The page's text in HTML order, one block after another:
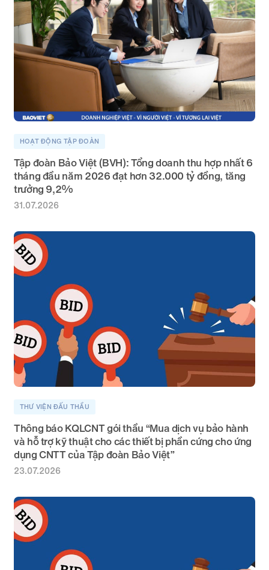
HOẠT ĐỘNG TẬP ĐOÀN
Tập đoàn Bảo Việt (BVH): Tổng doanh thu hợp nhất 6
tháng đầu năm 2026 đạt hơn 32.000 tỷ đồng, tăng
trưởng 9,2%
31.07.2026
THƯ VIỆN ĐẤU THẦU
Thông báo KQLCNT gói thầu “Mua dịch vụ bảo hành
và hỗ trợ kỹ thuật cho các thiết bị phần cứng cho ứng
dụng CNTT của Tập đoàn Bảo Việt”
23.07.2026